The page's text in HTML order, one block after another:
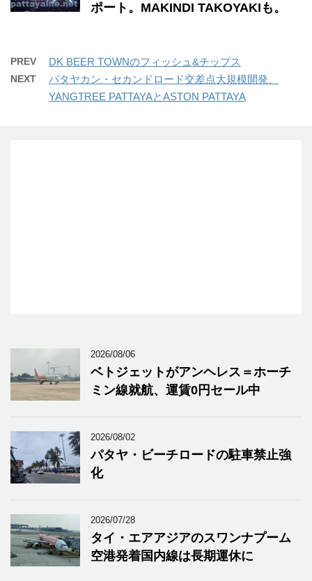
ポート。MAKINDI TAKOYAKIも。
PREV DK BEER TOWNのフィッシュ&チップス
NEXT
パタヤカン・セカンドロード交差点大規模開発、
YANGTREE PATTAYAとASTON PATTAYA
2026/08/06
ベトジェットがアンヘレス＝ホーチ
ミン線就航、運賃0円セール中
2026/08/02
パタヤ・ビーチロードの駐車禁止強
化
2026/07/28
タイ・エアアジアのスワンナプーム
空港発着国内線は長期運休に